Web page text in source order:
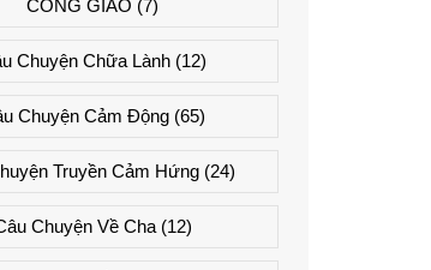
CÔNG GIÁO (7)
Chuyện Chữa Lành(12)
Chuyện Cảm Động(65)
Truyền Cảm Hứng (24)
Chuyện Về Cha(12)